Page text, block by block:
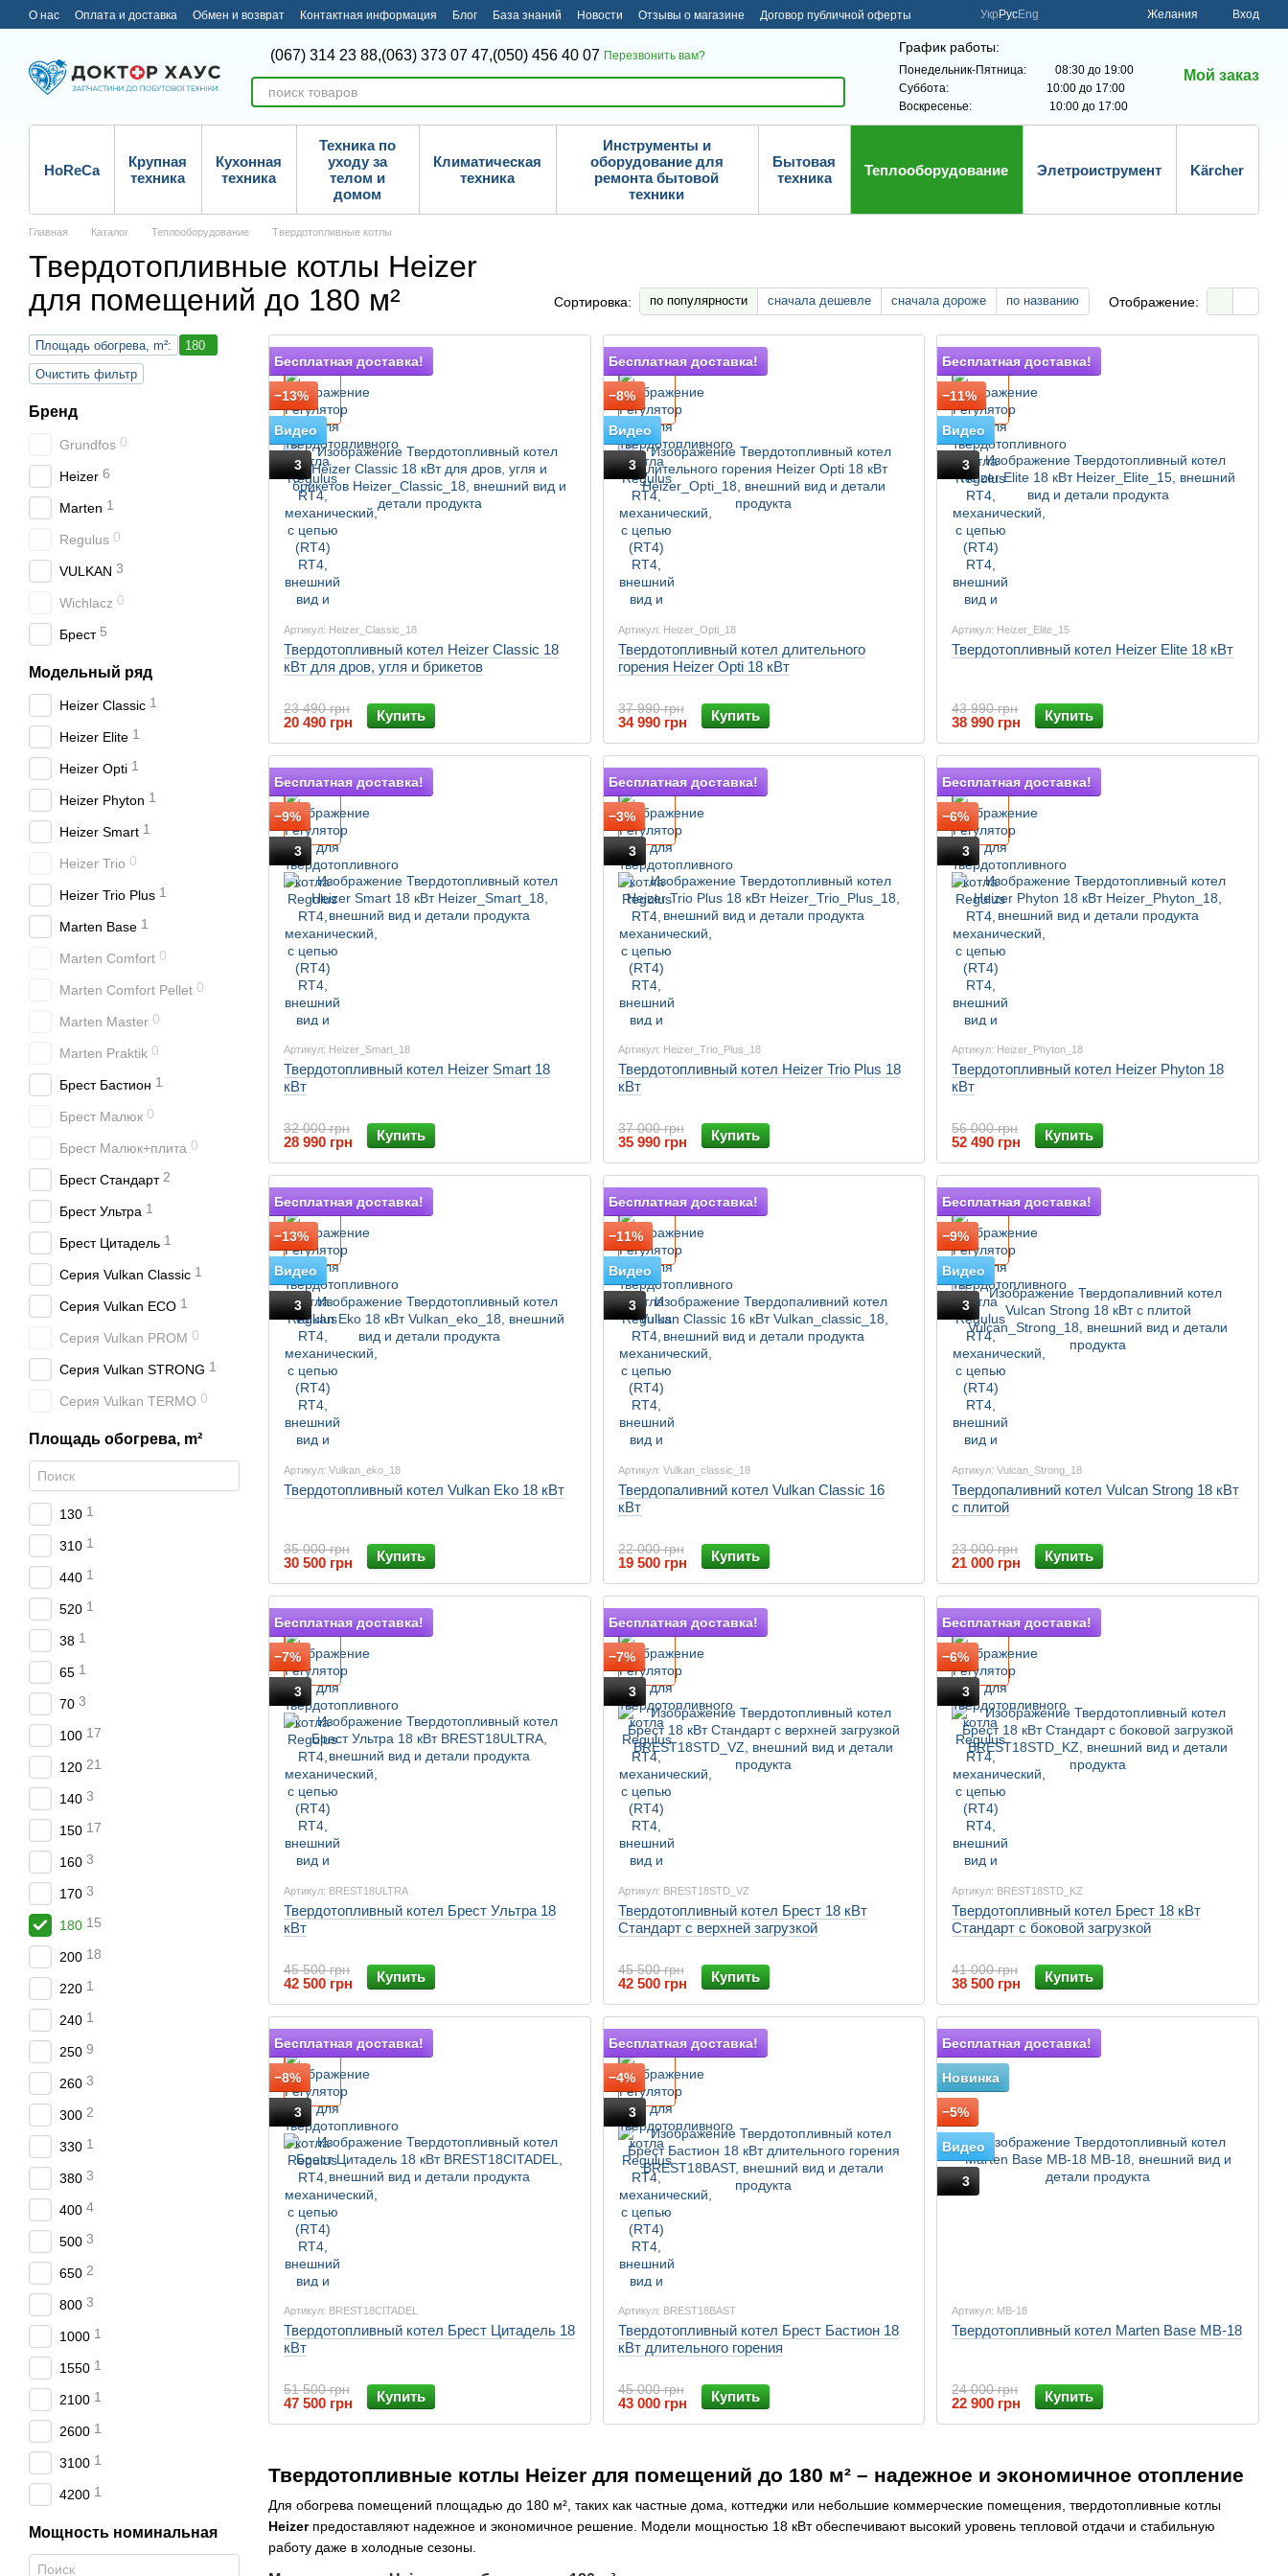
Перейти к основному контенту
О нас Оплата и доставка Обмен и возврат Контактная информация Блог База знаний Новости Отзывы о магазине Договор публичной оферты Укр РусEng Желания Вход
(067) 314 23 88,(063) 373 07 47,(050) 456 40 07 Перезвонить вам?
График работы:
Понедельник-Пятница: 08:30 до 19:00
Суббота: 10:00 до 17:00
Воскресенье: 10:00 до 17:00
Мой заказ
HoReCa
Крупная
техника
Кухонная
техника
Техника по
уходу за
телом и
домом
Климатическая
техника
Инструменты и
оборудование для
ремонта бытовой
техники
Бытовая
техника
Теплооборудование Элетроиструмент Kärcher
Главная Каталог Теплооборудование Твердотопливные котлы
Твердотопливные котлы Heizer
для помещений до 180 м²
Сортировка: по популярности сначала дешевле сначала дороже по названию Отображение:
Твердотопливные котлы Heizer для помещений до 180 м² – надежное и экономичное отопление
Для обогрева помещений площадью до 180 м², таких как частные дома, коттеджи или небольшие коммерческие помещения, твердотопливные котлы
Heizerпредоставляют надежное и экономичное решение. Модели мощностью 18 кВт обеспечивают высокий уровень тепловой отдачи и стабильную
работу даже в холодные сезоны.
Подарок
Бесплатная доставка!
−13%
Видео
3
Артикул: Heizer_Classic_18
Твердотопливный котел Heizer Classic 18
кВт для дров, угля и брикетов
23 490 грн
20 490 грн Купить
Подарок
Бесплатная доставка!
−8%
Видео
3
Артикул: Heizer_Opti_18
Твердотопливный котел длительного
горения Heizer Opti 18 кВт
37 990 грн
34 990 грн Купить
Подарок
Бесплатная доставка!
−11%
Видео
3
Артикул: Heizer_Elite_15
Твердотопливный котел Heizer Elite 18 кВт
43 990 грн
38 990 грн Купить
Подарок
Бесплатная доставка!
−9%
3
Артикул: Heizer_Smart_18
Твердотопливный котел Heizer Smart 18
кВт
32 000 грн
28 990 грн Купить
Подарок
Бесплатная доставка!
−3%
3
Артикул: Heizer_Trio_Plus_18
Твердотопливный котел Heizer Trio Plus 18
кВт
37 000 грн
35 990 грн Купить
Подарок
Бесплатная доставка!
−6%
3
Артикул: Heizer_Phyton_18
Твердотопливный котел Heizer Phyton 18
кВт
56 000 грн
52 490 грн Купить
Подарок
Бесплатная доставка!
−13%
Видео
3
Артикул: Vulkan_eko_18
Твердотопливный котел Vulkan Eko 18 кВт
35 000 грн
30 500 грн Купить
Подарок
Бесплатная доставка!
−11%
Видео
3
Артикул: Vulkan_classic_18
Твердопаливний котел Vulkan Classic 16
кВт
22 000 грн
19 500 грн Купить
Подарок
Бесплатная доставка!
−9%
Видео
3
Артикул: Vulcan_Strong_18
Твердопаливний котел Vulcan Strong 18 кВт
с плитой
23 000 грн
21 000 грн Купить
Подарок
Бесплатная доставка!
−7%
3
Артикул: BREST18ULTRA
Твердотопливный котел Брест Ультра 18
кВт
45 500 грн
42 500 грн Купить
Подарок
Бесплатная доставка!
−7%
3
Артикул: BREST18STD_VZ
Твердотопливный котел Брест 18 кВт
Стандарт с верхней загрузкой
45 500 грн
42 500 грн Купить
Подарок
Бесплатная доставка!
−6%
3
Артикул: BREST18STD_KZ
Твердотопливный котел Брест 18 кВт
Стандарт с боковой загрузкой
41 000 грн
38 500 грн Купить
Подарок
Бесплатная доставка!
−8%
3
Артикул: BREST18CITADEL
Твердотопливный котел Брест Цитадель 18
кВт
51 500 грн
47 500 грн Купить
Подарок
Бесплатная доставка!
−4%
3
Артикул: BREST18BAST
Твердотопливный котел Брест Бастион 18
кВт длительного горения
45 000 грн
43 000 грн Купить
Бесплатная доставка!
Новинка
−5%
Видео
3
Артикул: MB-18
Твердотопливный котел Marten Base MB-18
24 000 грн
22 900 грн Купить
Площадь обогрева, m²:
180
Очистить фильтр
Бренд
Grundfos 0
Heizer 6
Marten 1
Regulus 0
VULKAN 3
Wichlacz 0
Брест 5
Модельный ряд
Heizer Classic 1
Heizer Elite 1
Heizer Opti 1
Heizer Phyton 1
Heizer Smart 1
Heizer Trio 0
Heizer Trio Plus 1
Marten Base 1
Marten Comfort 0
Marten Comfort Pellet 0
Marten Master 0
Marten Praktik 0
Брест Бастион 1
Брест Малюк 0
Брест Малюк+плита 0
Брест Стандарт 2
Брест Ультра 1
Брест Цитадель 1
Серия Vulkan Classic 1
Серия Vulkan ECO 1
Серия Vulkan PROM 0
Серия Vulkan STRONG 1
Серия Vulkan TERMO 0
Площадь обогрева, m²
130 1
310 1
440 1
520 1
38 1
65 1
70 3
100 17
120 21
140 3
150 17
160 3
170 3
180 15
200 18
220 1
240 1
250 9
260 3
300 2
330 1
380 3
400 4
500 3
650 2
800 3
1000 1
1550 1
2100 1
2600 1
3100 1
4200 1
Мощность номинальная